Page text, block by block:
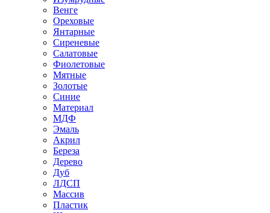
Венге
Ореховые
Янтарные
Сиреневые
Салатовые
Фиолетовые
Мятные
Золотые
Синие
Материал
МДФ
Эмаль
Акрил
Береза
Дерево
Дуб
ЛДСП
Массив
Пластик